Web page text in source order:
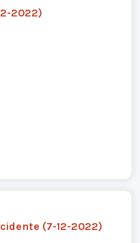
2022)
(7-12-2022)